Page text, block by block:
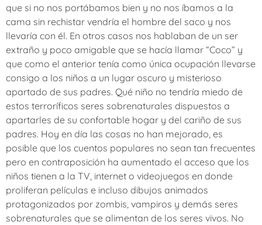
que si no nos portábamos bien y no nos íbamos a la
cama sin rechistar vendría el hombre del saco y nos
llevaría con él. En otros casos nos hablaban de un ser
extraño y poco amigable que se hacía llamar “Coco” y
que como el anterior tenía como única ocupación llevarse
consigo a los niños a un lugar oscuro y misterioso
apartado de sus padres. Qué niño no tendría miedo de
estos terroríficos seres sobrenaturales dispuestos a
apartarles de su confortable hogar y del cariño de sus
padres. Hoy en día las cosas no han mejorado, es
posible que los cuentos populares no sean tan frecuentes
pero en contraposición ha aumentado el acceso que los
niños tienen a la TV, internet o videojuegos en donde
proliferan películas e incluso dibujos animados
protagonizados por zombis, vampiros y demás seres
sobrenaturales que se alimentan de los seres vivos. No